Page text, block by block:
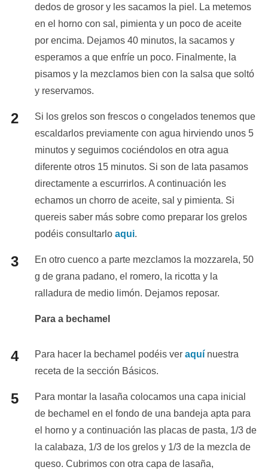
dedos de grosor y les sacamos la piel. La metemos
en el horno con sal, pimienta y un poco de aceite
por encima. Dejamos 40 minutos, la sacamos y
esperamos a que enfríe un poco. Finalmente, la
pisamos y la mezclamos bien con la salsa que soltó
y reservamos.
Si los grelos son frescos o congelados tenemos que
escaldarlos previamente con agua hirviendo unos 5
minutos y seguimos cociéndolos en otra agua
diferente otros 15 minutos. Si son de lata pasamos
directamente a escurrirlos. A continuación les
echamos un chorro de aceite, sal y pimienta. Si
quereis saber más sobre como preparar los grelos
podéis consultarlo aqui.
En otro cuenco a parte mezclamos la mozzarela, 50
g de grana padano, el romero, la ricotta y la
ralladura de medio limón. Dejamos reposar.
Para a bechamel
Para hacer la bechamel podéis ver aquínuestra
receta de la sección Básicos.
Para montar la lasaña colocamos una capa inicial
de bechamel en el fondo de una bandeja apta para
el horno y a continuación las placas de pasta, 1/3 de
la calabaza, 1/3 de los grelos y 1/3 de la mezcla de
queso. Cubrimos con otra capa de lasaña,